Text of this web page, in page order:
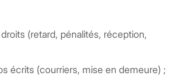
(retard, pénalités, réception,
écrits (courriers, mise en demeure) ;